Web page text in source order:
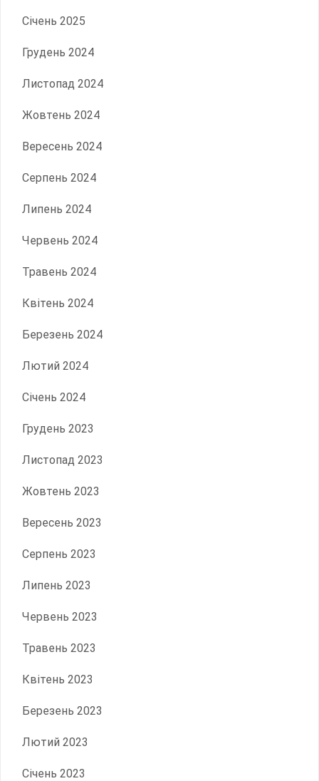
Січень 2025
Грудень 2024
Листопад 2024
Жовтень 2024
Вересень 2024
Серпень 2024
Липень 2024
Червень 2024
Травень 2024
Квітень 2024
Березень 2024
Лютий 2024
Січень 2024
Грудень 2023
Листопад 2023
Жовтень 2023
Вересень 2023
Серпень 2023
Липень 2023
Червень 2023
Травень 2023
Квітень 2023
Березень 2023
Лютий 2023
Січень 2023